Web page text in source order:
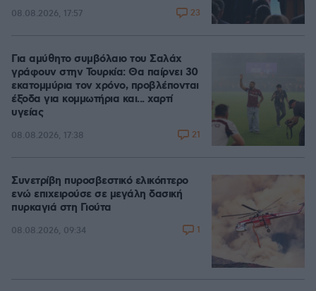
08.08.2026, 17:57 23
Για αμύθητο συμβόλαιο του Σαλάχ
γράφουν στην Τουρκία: Θα παίρνει 30
εκατομμύρια τον χρόνο, προβλέπονται
έξοδα για κομμωτήρια και... χαρτί
υγείας
08.08.2026, 17:38 21
Συνετρίβη πυροσβεστικό ελικόπτερο
ενώ επιχειρούσε σε μεγάλη δασική
πυρκαγιά στη Γιούτα
08.08.2026, 09:34 1